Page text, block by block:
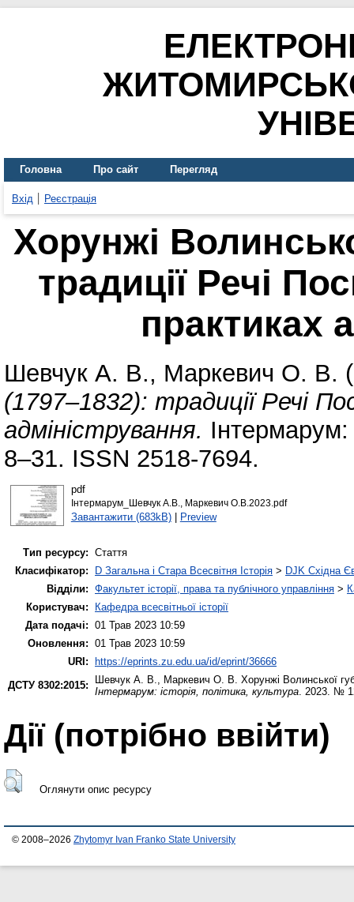
Головна Про сайт Перегляд
Вхід Реєстрація
Хорунжі
традиції Речі
практиках
Шевчук А. В., Маркевич О. В.
(1797–1832): традиції Речі
адміністрування.
8–31. ISSN 2518-7694.
pdf
Інтермарум_Шевчук А.В., Маркевич О.В.2023.pdf
Завантажити (683kB)| Preview
Тип ресурсу: Стаття
Класифікатор:
D Загальна і Стара Всесвітня Історія > DJK Східна
Відділи: Факультет історії, права та публічного управління >
Користувач:
Кафедра всесвітньої історії
Дата подачі: 01 Трав 2023 10:59
Оновлення: 01 Трав 2023 10:59
URI:
https://eprints.zu.edu.ua/id/eprint/36666
ДСТУ 8302:2015:
Шевчук А. В., Маркевич О. В. Хорунжі Волинської
Інтермарум: історія, політика, культура. 2023. №
Дії ​​(потрібно ввійти)
Оглянути опис ресурсу
© 2008–2026 Zhytomyr Ivan Franko State University